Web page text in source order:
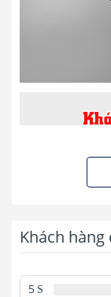
Khách
5